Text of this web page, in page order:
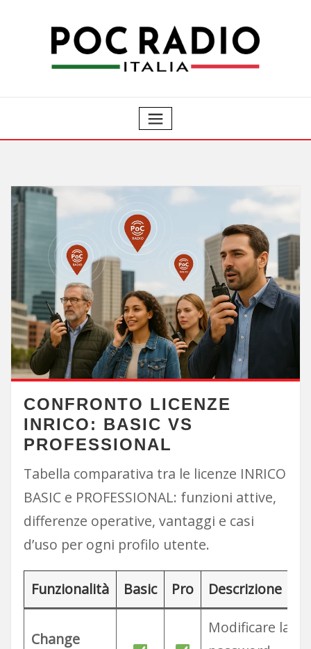
CONFRONTO LICENZE
INRICO: BASIC VS
PROFESSIONAL
Tabella comparativa tra le licenze INRICO
BASIC e PROFESSIONAL: funzioni attive,
differenze operative, vantaggi e casi
d’uso per ogni profilo utente.
Funzionalità Basic Pro Descrizione
Change
Modificare la